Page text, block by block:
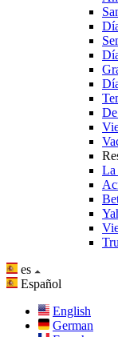
La
es
Español
English
German